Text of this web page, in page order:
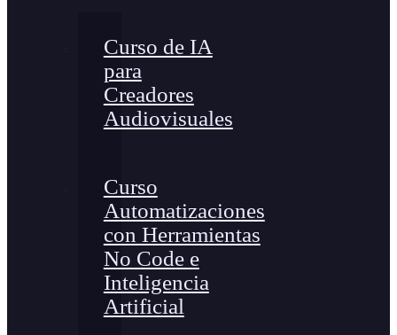
Curso de IA
para
Creadores
Audiovisuales
Curso
Automatizaciones
con Herramientas
No Code e
Inteligencia
Artificial